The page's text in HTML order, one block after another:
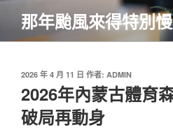
主
那年颱風來得特別慢
發
於
2026 年 4 月 11 日 作者: ADMIN
2026年內蒙古體育
破局再動身